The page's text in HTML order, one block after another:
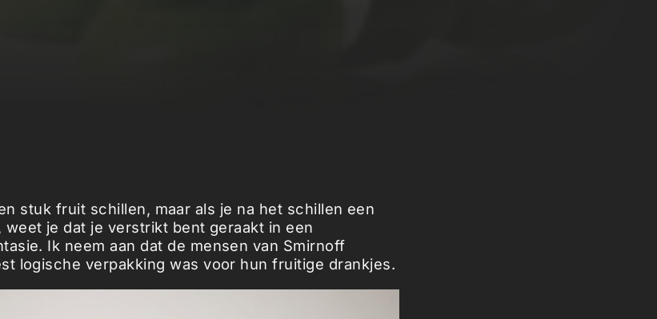
stuk fruit schillen, maar als je na het schillen een
je dat je verstrikt bent geraakt in een
Ik neem aan dat de mensen van Smirnoff
logische verpakking was voor hun fruitige drankjes.